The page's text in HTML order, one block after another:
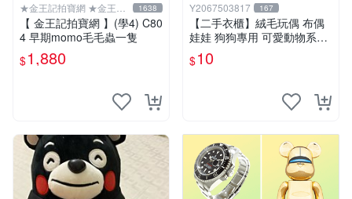
★金王記拍寶網 ★金王記
拍寶趣
1638
【 金王記拍寶網 】(學4) C80
4 早期momo毛毛蟲一隻
$1,880
Y2067503817 167
【二手衣櫃】絨毛玩偶 布偶
娃娃 狗狗專用 可愛動物系列
耐咬耐磨玩具 玩偶 粉紅熊寵
物玩具 1120929
$10